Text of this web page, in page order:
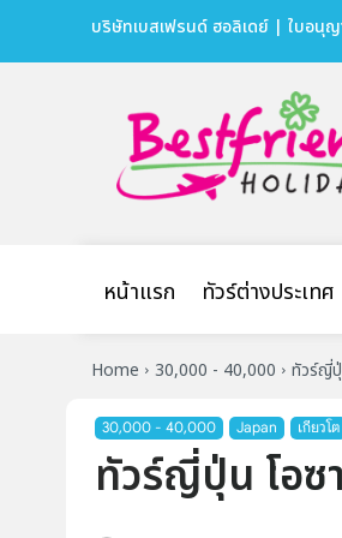
บริษัทเบสเฟรนด์ ฮอลิเดย์ | ใบอนุ
หน้าแรก ทัวร์ต่างประเทศ
Home 30,000 - 40,000 ทัวร์ญี่ปุ่
30,000 - 40,000 Japan เกียวโต
ทัวร์ญี่ปุ่น โอซ